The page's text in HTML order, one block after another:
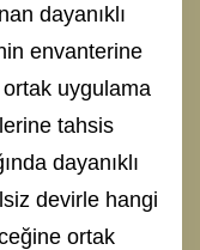
dayanıklı
envanterine
uygulama
tahsis
dayanıklı
devirle hangi
ortak